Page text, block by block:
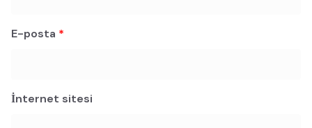
E-posta *
İnternet sitesi